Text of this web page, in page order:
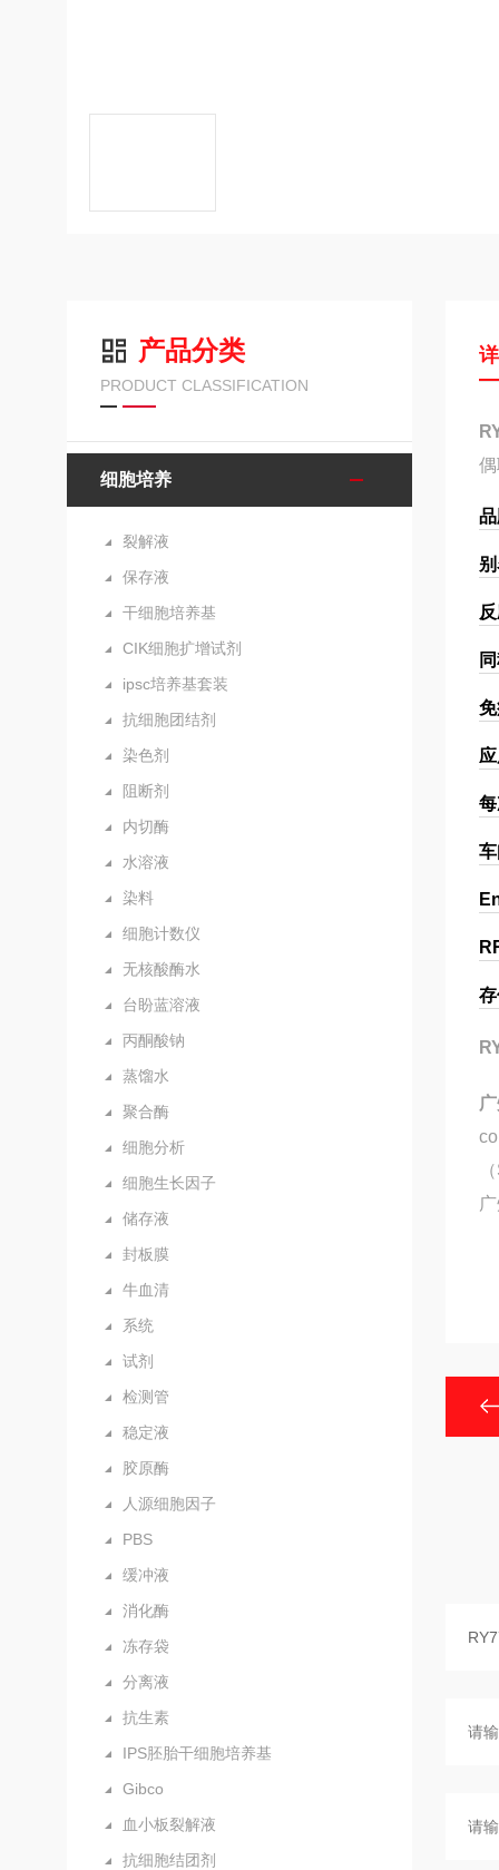
产品分类
PRODUCT CLASSIFICATION
细胞培养
裂解液
保存液
干细胞培养基
CIK细胞扩增试剂
ipsc培养基套装
抗细胞团结剂
染色剂
阻断剂
内切酶
水溶液
染料
细胞计数仪
无核酸酶水
台盼蓝溶液
丙酮酸钠
蒸馏水
聚合酶
细胞分析
细胞生长因子
储存液
封板膜
牛血清
系统
试剂
检测管
稳定液
胶原酶
人源细胞因子
PBS
缓冲液
消化酶
冻存袋
分离液
抗生素
IPS胚胎干细胞培养基
Gibco
血小板裂解液
抗细胞结团剂